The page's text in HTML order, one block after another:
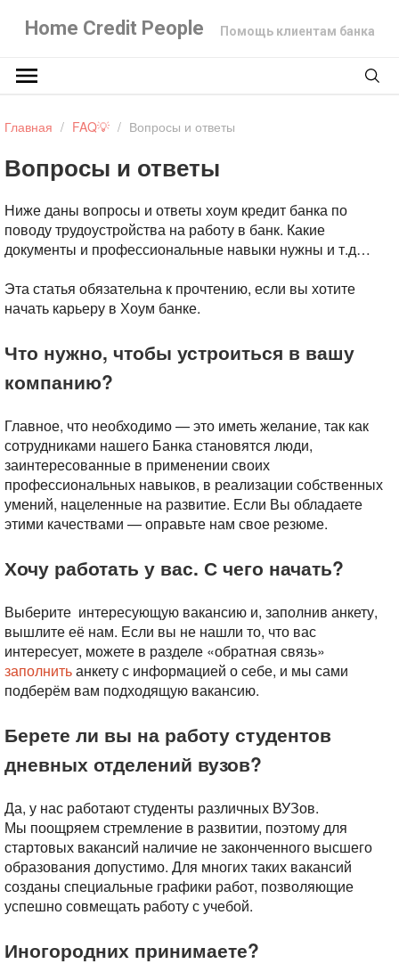
Home Credit People Помощь клиентам банка
Главная / FAQ💡 / Вопросы и ответы
Вопросы и ответы
Ниже даны вопросы и ответы хоум кредит банка по
поводу трудоустройства на работу в банк. Какие
документы и профессиональные навыки нужны и т.д…
Эта статья обязательна к прочтению, если вы хотите
начать карьеру в Хоум банке.
Что нужно, чтобы устроиться в вашу
компанию?
Главное, что необходимо — это иметь желание, так как
сотрудниками нашего Банка становятся люди,
заинтересованные в применении своих
профессиональных навыков, в реализации собственных
умений, нацеленные на развитие. Если Вы обладаете
этими качествами — оправьте нам свое резюме.
Хочу работать у вас. С чего начать?
Выберите интересующую вакансию и, заполнив анкету,
вышлите её нам. Если вы не нашли то, что вас
интересует, можете в разделе «обратная связь»
заполнитьанкету с информацией о себе, и мы сами
подберём вам подходящую вакансию.
Берете ли вы на работу студентов
дневных отделений вузов?
Да, у нас работают студенты различных ВУЗов.
Мы поощряем стремление в развитии, поэтому для
стартовых вакансий наличие не законченного высшего
образования допустимо. Для многих таких вакансий
созданы специальные графики работ, позволяющие
успешно совмещать работу с учебой.
Иногородних принимаете?